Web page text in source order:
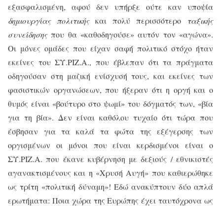
εξασφαλισμένη, αφού δεν υπήρξε ούτε καν υποψία
δημιουργίας πολιτικήςκαι πολύ περισσότερο ταξικής
συνείδησηςπου θα «καθοδηγούσε» αυτόν τον «αγώνα».
Οι μόνες ομάδες που είχαν σαφή πολιτικό στόχο ήταν
εκείνες του ΣΥ.ΡΙΖ.Α., που έβλεπαν ότι τα πράγματα
οδηγούσαν στη μαζική ενίσχυσή τους, και εκείνες των
φασιστικών οργανώσεων, που ήξεραν ότι η οργή και ο
θυμός είναι «βούτυρο στο ψωμί» του δόγματός των, «βία
για τη βία». Δεν είναι καθόλου τυχαίο ότι τώρα που
έσβησαν για τα καλά τα φώτα της εξέγερσης των
οργισμένων οι μόνοι που είναι κερδισμένοι είναι ο
ΣΥ.ΡΙΖ.Α. που έκανε κυβέρνηση με δεξιούς / εθνικιστές
αγανακτισμένους και η «Χρυσή Αυγή» που καθιερώθηκε
ως τρίτη «πολιτική δύναμη»! Εδώ ανακύπτουν δύο απλά
ερωτήματα: Ποια χώρα της Ευρώπης έχει ταυτόχρονα ως